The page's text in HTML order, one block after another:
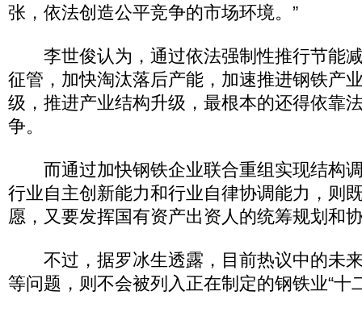
张，依法创造公平竞争的市场环境。”
李世俊认为，通过依法强制性推行节能
征管，加快淘汰落后产能，加速推进钢铁产
级，推进产业结构升级，最根本的还得依靠
争。
而通过加快钢铁企业联合重组实现结构
行业自主创新能力和行业自律协调能力，则
愿，又要发挥国有资产出资人的统筹规划和
不过，据罗冰生透露，目前热议中的未
等问题，则不会被列入正在制定的钢铁业“十